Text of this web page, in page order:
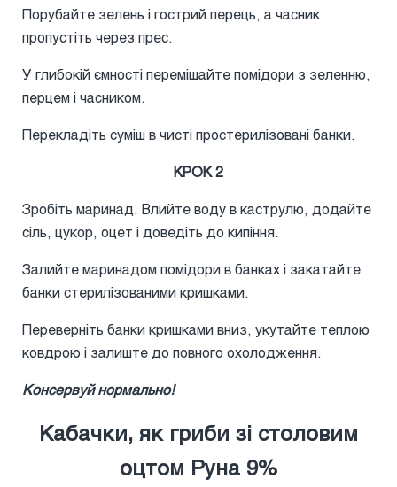
Порубайте зелень і гострий перець, а часник
пропустіть через прес.
У глибокій ємності перемішайте помідори з зеленню,
перцем і часником.
Перекладіть суміш в чисті простерилізовані банки.
КРОК 2
Зробіть маринад. Влийте воду в каструлю, додайте
сіль, цукор, оцет і доведіть до кипіння.
Залийте маринадом помідори в банках і закатайте
банки стерилізованими кришками.
Переверніть банки кришками вниз, укутайте теплою
ковдрою і залиште до повного охолодження.
Консервуй нормально!
Кабачки, як гриби зі столовим
оцтом Руна 9%